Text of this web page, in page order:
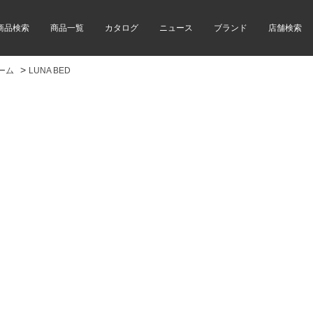
品検索 商品一覧 カタログ ニュース ブランド 店舗検索
ム > LUNA BED